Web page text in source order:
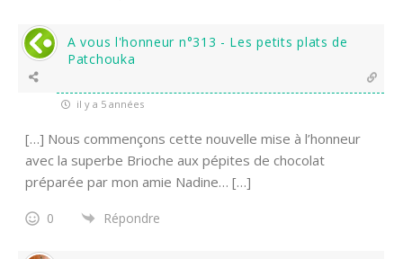
A vous l'honneur n°313 - Les petits plats de
Patchouka
il y a 5 années
[…] Nous commençons cette nouvelle mise à l’honneur
avec la superbe Brioche aux pépites de chocolat
préparée par mon amie Nadine… […]
0 Répondre